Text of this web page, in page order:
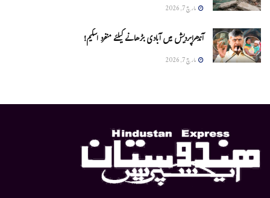
مارچ 7, 2026
آندھراپردیش میں آبادی بڑھانے کیلئے منفرد اسکیم!
مارچ 7, 2026